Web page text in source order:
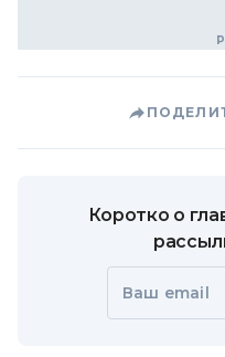
Коротко о
Ваш email